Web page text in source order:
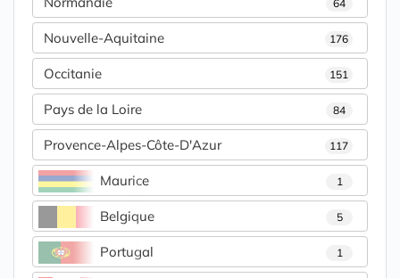
64
Nouvelle-Aquitaine 176
Occitanie 151
Pays de la Loire 84
Provence-Alpes-Côte-D'Azur 117
Maurice 1
Belgique 5
Portugal 1